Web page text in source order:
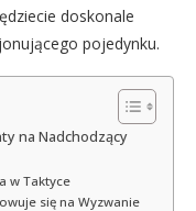
doskonale
pojedynku.
na Nadchodzący
w Taktyce
się na Wyzwanie